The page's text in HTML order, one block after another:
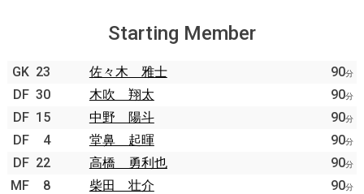
Starting Member
GK 23 佐々木 雅士 90分
DF 30 木吹 翔太 90分
DF 15 中野 陽斗 90分
DF 4 堂鼻 起暉 90分
DF 22 高橋 勇利也 90分
MF 8 柴田 壮介 90分